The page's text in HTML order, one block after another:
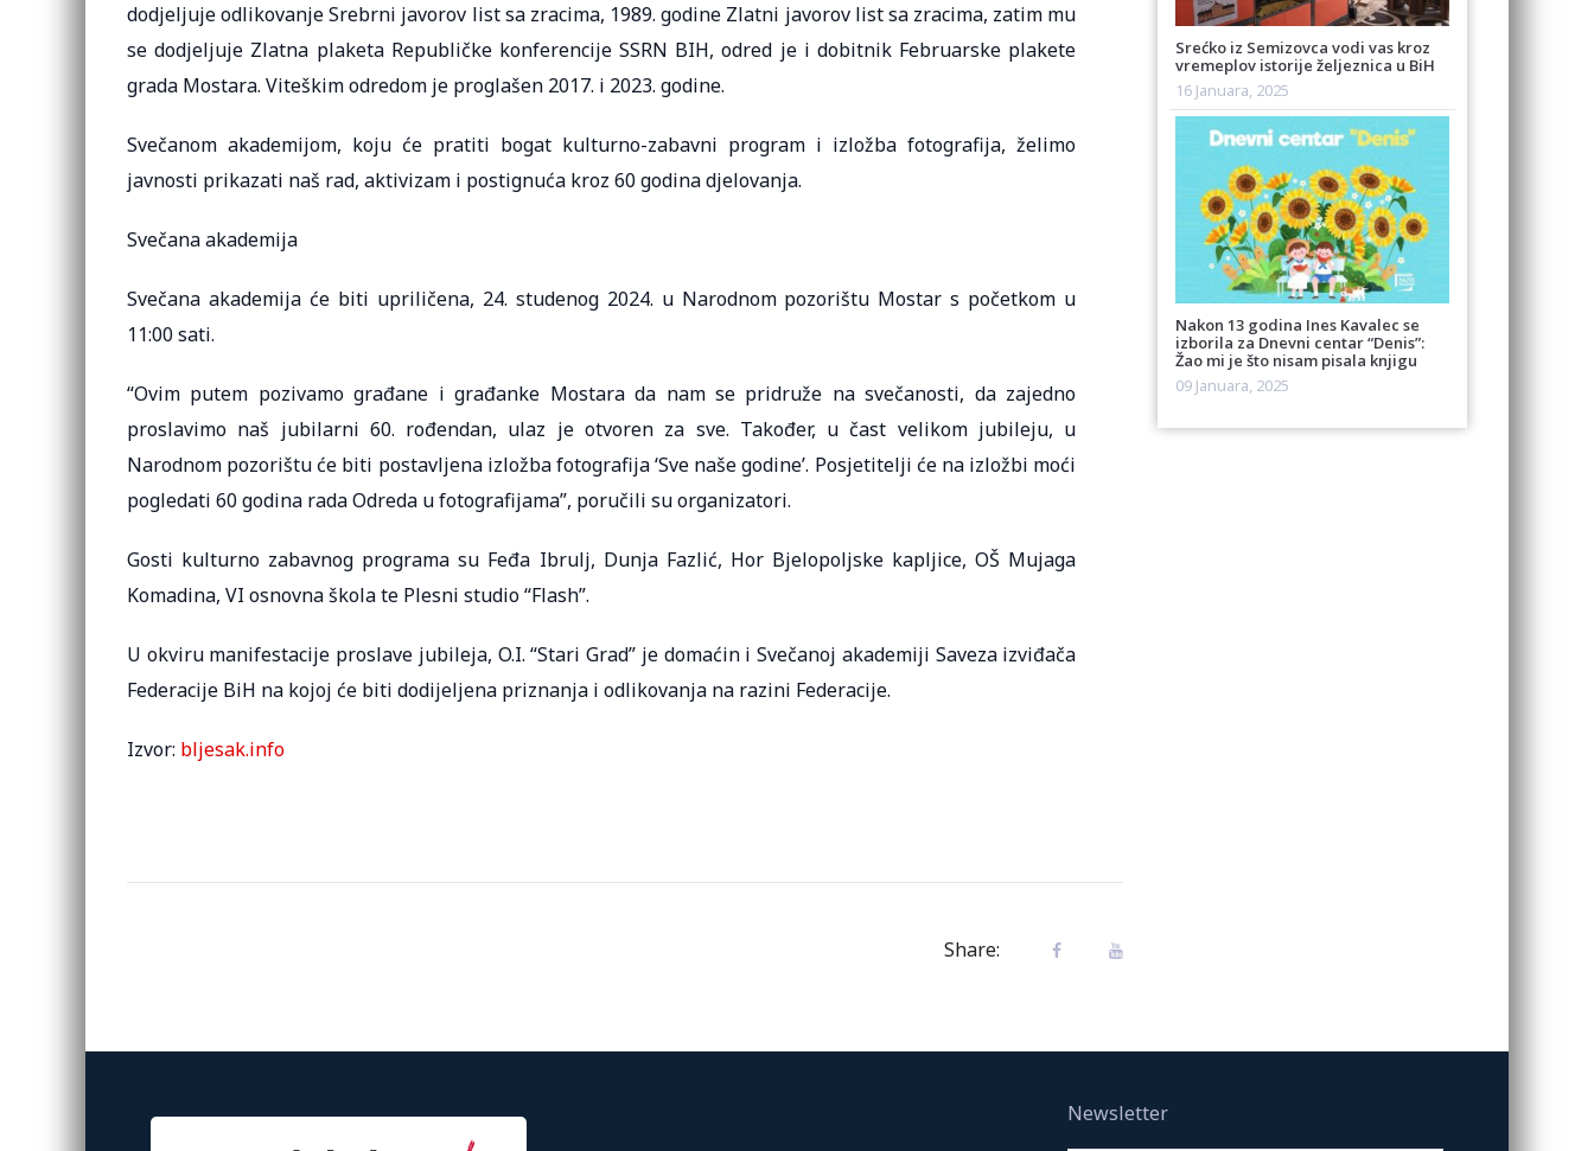
dodjeljuje odlikovanje Srebrni javorov list sa zracima, 1989. godine Zlatni javorov list sa zracima, zatim mu
se dodjeljuje Zlatna plaketa Republičke konferencije SSRN BIH, odred je i dobitnik Februarske plakete
grada Mostara. Viteškim odredom je proglašen 2017. i 2023. godine.
Svečanom akademijom, koju će pratiti bogat kulturno-zabavni program i izložba fotografija, želimo
javnosti prikazati naš rad, aktivizam i postignuća kroz 60 godina djelovanja.
Svečana akademija
Svečana akademija će biti upriličena, 24. studenog 2024. u Narodnom pozorištu Mostar s početkom u
11:00 sati.
“Ovim putem pozivamo građane i građanke Mostara da nam se pridruže na svečanosti, da zajedno
proslavimo naš jubilarni 60. rođendan, ulaz je otvoren za sve. Također, u čast velikom jubileju, u
Narodnom pozorištu će biti postavljena izložba fotografija ‘Sve naše godine’. Posjetitelji će na izložbi moći
pogledati 60 godina rada Odreda u fotografijama”, poručili su organizatori.
Gosti kulturno zabavnog programa su Feđa Ibrulj, Dunja Fazlić, Hor Bjelopoljske kapljice, OŠ Mujaga
Komadina, VI osnovna škola te Plesni studio “Flash”.
U okviru manifestacije proslave jubileja, O.I. “Stari Grad” je domaćin i Svečanoj akademiji Saveza izviđača
Federacije BiH na kojoj će biti dodijeljena priznanja i odlikovanja na razini Federacije.
Izvor: bljesak.info
Share:
Srećko iz Semizovca vodi vas kroz
vremeplov istorije željeznica u BiH
16 Januara, 2025
Nakon 13 godina Ines Kavalec se
izborila za Dnevni centar “Denis”:
Žao mi je što nisam pisala knjigu
09 Januara, 2025
Newsletter